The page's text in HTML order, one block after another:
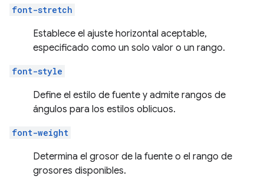
font-stretch
Establece el ajuste horizontal aceptable,
especificado como un solo valor o un rango.
font-style
Define el estilo de fuente y admite rangos de
ángulos para los estilos oblicuos.
font-weight
Determina el grosor de la fuente o el rango de
grosores disponibles.